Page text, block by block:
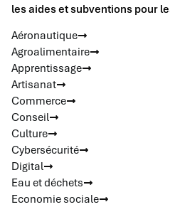
les aides et subventions pour
Aéronautique
Agroalimentaire
Apprentissage
Artisanat
Commerce
Conseil
Culture
Cybersécurité
Digital
Eau et déchets
Economie sociale